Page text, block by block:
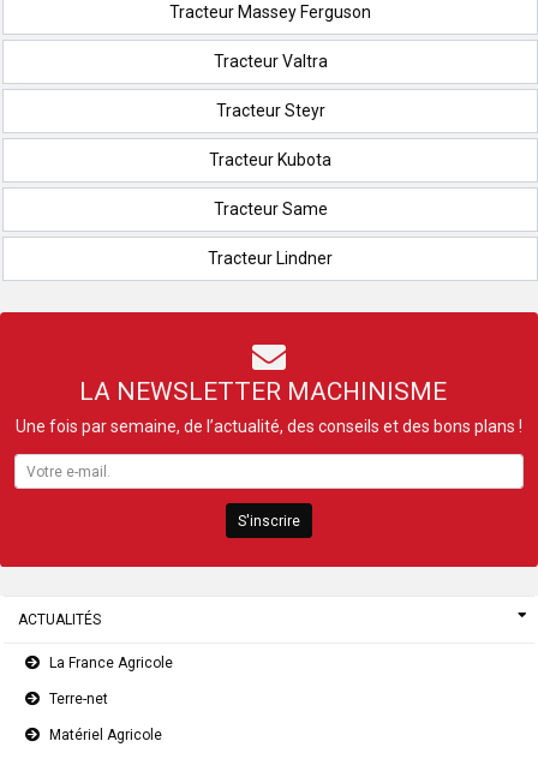
Tracteur Massey Ferguson
Tracteur Valtra
Tracteur Steyr
Tracteur Kubota
Tracteur Same
Tracteur Lindner
LA NEWSLETTER MACHINISME
Une fois par semaine, de l’actualité, des conseils et des bons plans !
S'inscrire
ACTUALITÉS
La France Agricole
Terre-net
Matériel Agricole